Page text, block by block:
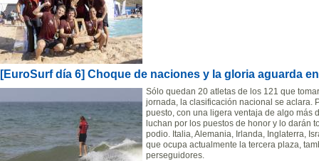
[EuroSurf día 6] Choque de naciones y la gloria aguarda
Sólo quedan 20 atletas de los 121 que
jornada, la clasificación nacional se aclara.
puesto, con una ligera ventaja de algo más
luchan por los puestos de honor y lo darán
podio. Italia, Alemania, Irlanda, Inglaterra,
que ocupa actualmente la tercera plaza,
perseguidores.